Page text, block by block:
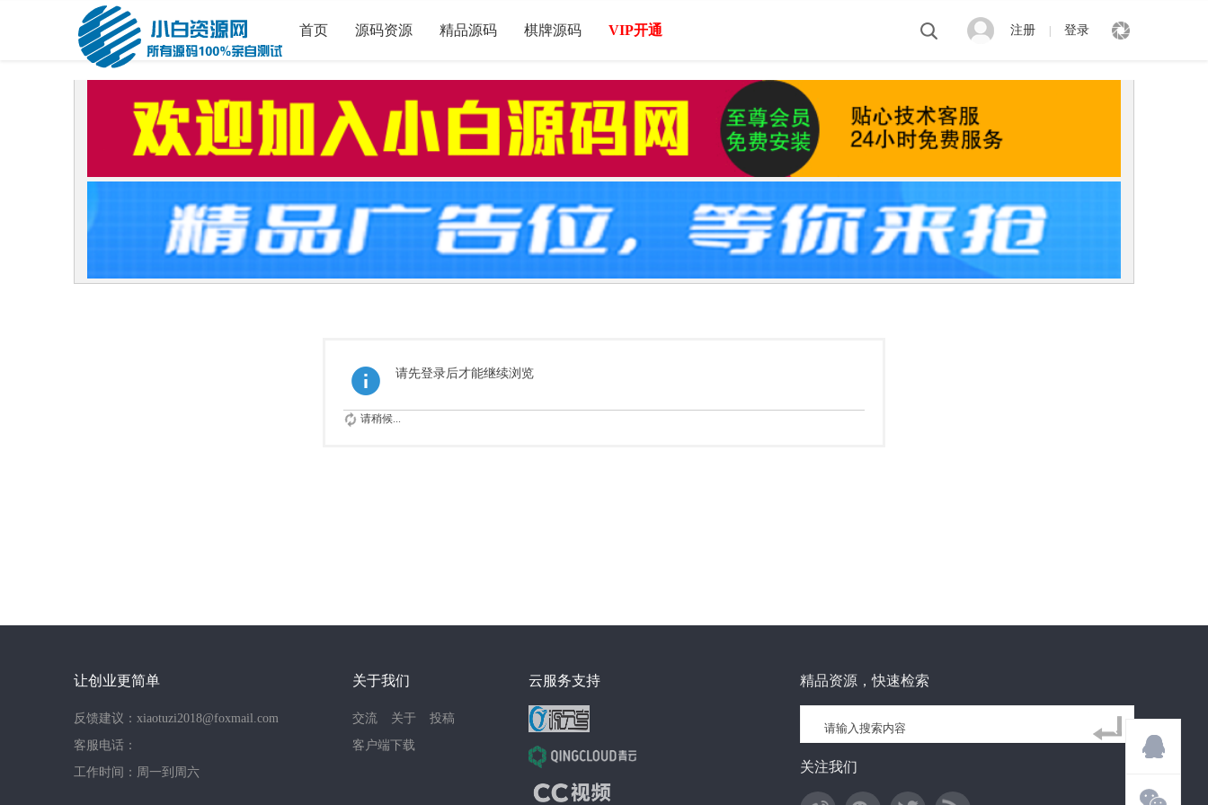
首页 源码资源 精品源码 棋牌源码 VIP开通 注册 登录
请先登录后才能继续浏览
请稍候...
让创业更简单
反馈建议：xiaotuzi2018@foxmail.com
客服电话：
工作时间：周一到周六
关于我们
交流 关于
投稿
客户端下载
云服务支持 精品资源，快速检索
关注我们